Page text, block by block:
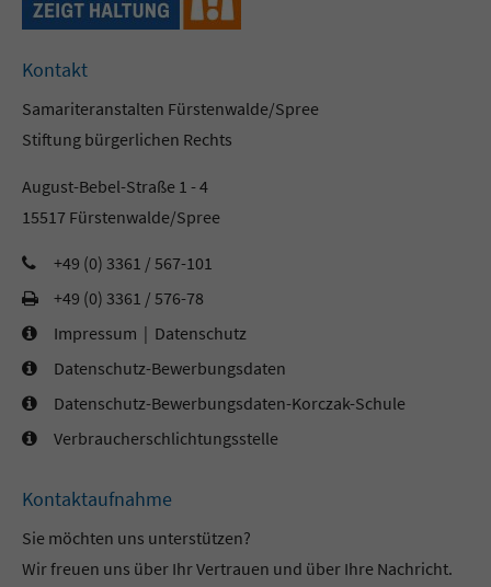
Kontakt
Samariteranstalten Fürstenwalde/Spree
Stiftung bürgerlichen Rechts
August-Bebel-Straße 1 - 4
15517 Fürstenwalde/Spree
+49 (0) 3361 / 567-101
+49 (0) 3361 / 576-78
Impressum | Datenschutz
Datenschutz-Bewerbungsdaten
Datenschutz-Bewerbungsdaten-Korczak-Schule
Verbraucherschlichtungsstelle
Kontaktaufnahme
Sie möchten uns unterstützen?
Wir freuen uns über Ihr Vertrauen und über Ihre Nachricht.